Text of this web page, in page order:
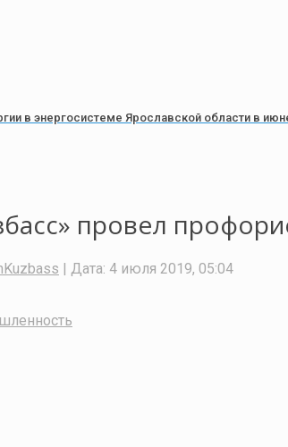
в энергосистеме Ярославской области в
провел
| Дата: 4 июля 2019, 05:04